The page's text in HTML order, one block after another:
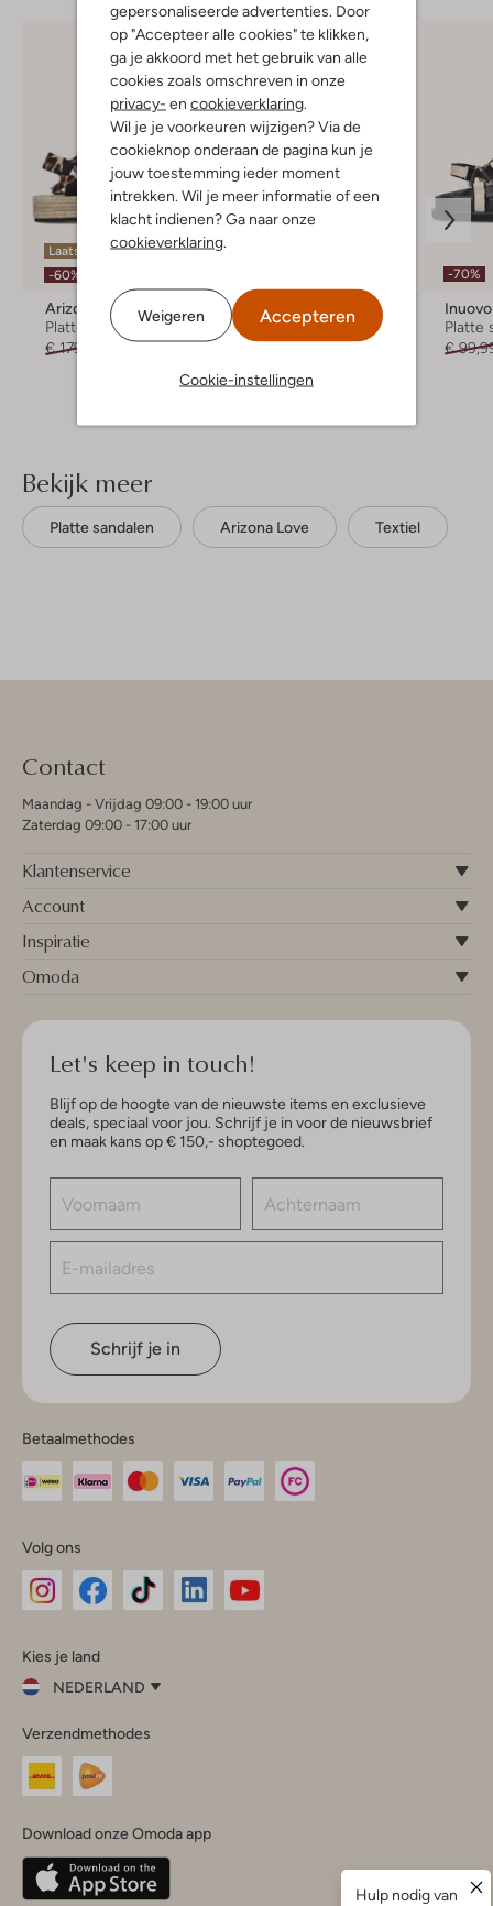
gepersonaliseerde advertenties. Door
op "Accepteer alle cookies" te klikken,
ga je akkoord met het gebruik van alle
cookies zoals omschreven in onze
privacy- en cookieverklaring.
Wil je je voorkeuren wijzigen? Via de
cookieknop onderaan de pagina kun je
jouw toestemming ieder moment
intrekken. Wil je meer informatie of een
klacht indienen? Ga naar onze
cookieverklaring.
Weigeren Accepteren
Cookie-instellingen
Laatste item
-60%
Arizona Love
Platte sandalen
€ 179,99
€ 71,99
Kurt Geiger London
Platte sandalen
€ 199,99 € 139,99
+ meer kleuren
-70%
Inuovo
Platte
€
Bekijk meer
Platte sandalen Arizona Love Textiel
Contact
Maandag - Vrijdag 09:00 - 19:00 uur
Zaterdag 09:00 - 17:00 uur
Klantenservice
Account
Inspiratie
Omoda
Let's keep in touch!
Blijf op de hoogte van de nieuwste items en exclusieve
deals, speciaal voor jou. Schrijf je in voor de nieuwsbrief
en maak kans op € 150,- shoptegoed.
Schrijf je in
Betaalmethodes
Volg ons
InstagramFacebook
Kies je land
NEDERLAND
je
land
Nederland
Belgique(Français)
Deutschland
Verzendmethodes
Download onze Omoda app